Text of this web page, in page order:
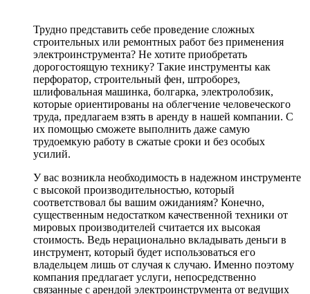
Трудно представить себе проведение сложных
строительных или ремонтных работ без применения
электроинструмента? Не хотите приобретать
дорогостоящую технику? Такие инструменты как
перфоратор, строительный фен, штроборез,
шлифовальная машинка, болгарка, электролобзик,
которые ориентированы на облегчение человеческого
труда, предлагаем взять в аренду в нашей компании. С
их помощью сможете выполнить даже самую
трудоемкую работу в сжатые сроки и без особых
усилий.
У вас возникла необходимость в надежном инструменте
с высокой производительностью, который
соответствовал бы вашим ожиданиям? Конечно,
существенным недостатком качественной техники от
мировых производителей считается их высокая
стоимость. Ведь нерационально вкладывать деньги в
инструмент, который будет использоваться его
владельцем лишь от случая к случаю. Именно поэтому
компания предлагает услуги, непосредственно
связанные с арендой электроинструмента от ведущих